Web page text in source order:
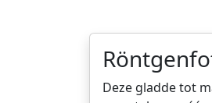
Deze gladde tot